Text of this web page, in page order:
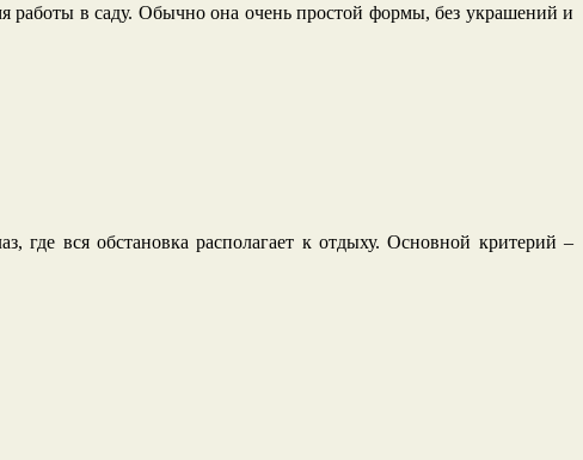
работы в саду. Обычно она очень простой формы, без украшений и
где вся обстановка располагает к отдыху. Основной критерий –